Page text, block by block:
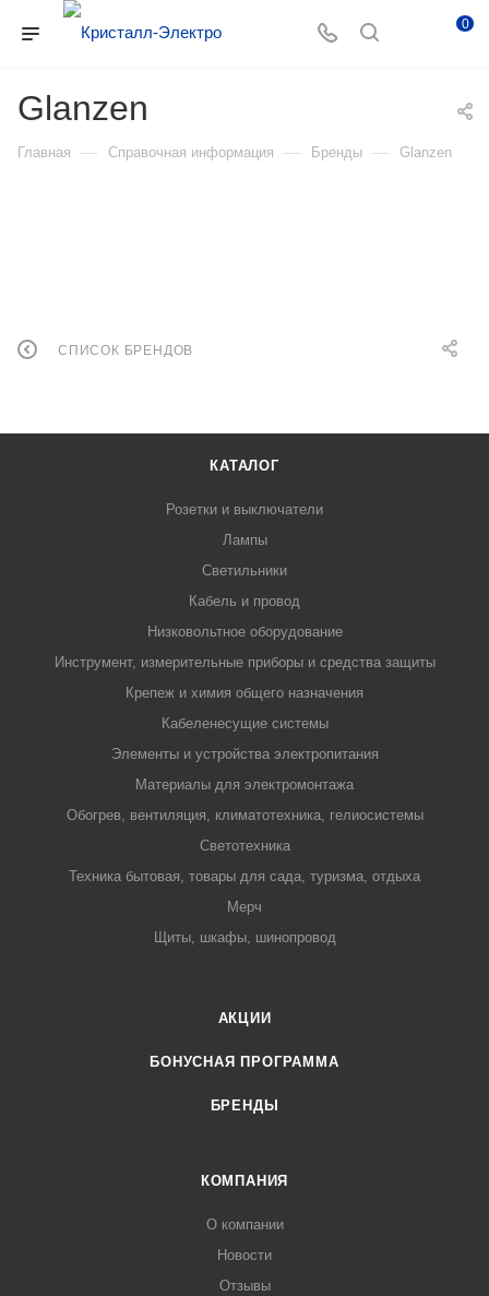
0
Glanzen
Главная — Справочная информация — Бренды — Glanzen
СПИСОК БРЕНДОВ
КАТАЛОГ
Розетки и выключатели
Лампы
Светильники
Кабель и провод
Низковольтное оборудование
Инструмент, измерительные приборы и средства защиты
Крепеж и химия общего назначения
Кабеленесущие системы
Элементы и устройства электропитания
Материалы для электромонтажа
Обогрев, вентиляция, климатотехника, гелиосистемы
Светотехника
Техника бытовая, товары для сада, туризма, отдыха
Мерч
Щиты, шкафы, шинопровод
АКЦИИ
БОНУСНАЯ ПРОГРАММА
БРЕНДЫ
КОМПАНИЯ
О компании
Новости
Отзывы